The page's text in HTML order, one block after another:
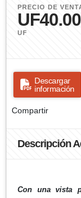
PRECIO DE
UF
Descargar
información
Compartir
Descripción
Con una vista